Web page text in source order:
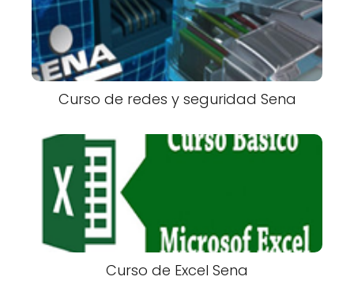
Curso de redes y seguridad Sena
Curso de Excel Sena